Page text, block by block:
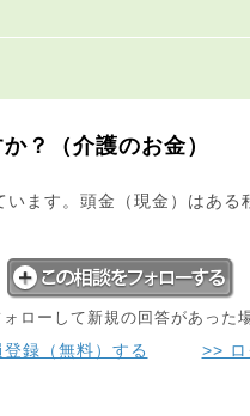
？（介護のお金）
ます。頭金（現金）はある
ローして新規の回答があった
録（無料）する >> ロ